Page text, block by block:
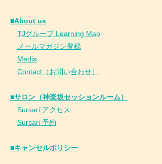
■About us
TJグループ Learning Map
メールマガジン登録
Media
Contact（お問い合わせ）
■サロン（神楽坂セッションルーム）
Sursari アクセス
Sursari 予約
​■キャンセルポリシー